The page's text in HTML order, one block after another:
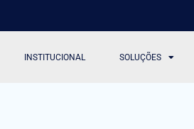
INSTITUCIONAL SOLUÇÕES